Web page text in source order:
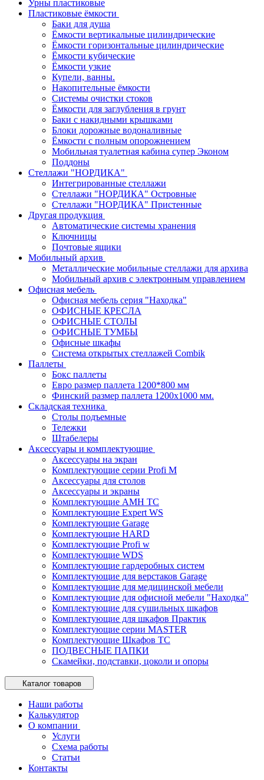
Урны пластиковые
Пластиковые ёмкости
Баки для душа
Ёмкости вертикальные цилиндрические
Ёмкости горизонтальные цилиндрические
Ёмкости кубические
Ёмкости узкие
Купели, ванны.
Накопительные ёмкости
Системы очистки стоков
Ёмкости для заглубления в грунт
Баки с накидными крышками
Блоки дорожные водоналивные
Ёмкости с полным опорожнением
Мобильная туалетная кабина супер Эконом
Поддоны
Стеллажи "НОРДИКА"
Интегрированные стеллажи
Стеллажи "НОРДИКА" Островные
Стеллажи "НОРДИКА" Пристенные
Другая продукция
Автоматические системы хранения
Ключницы
Почтовые ящики
Мобильный архив
Металлические мобильные стеллажи для архива
Мобильный архив с электронным управлением
Офисная мебель
Офисная мебель серия "Находка"
ОФИСНЫЕ КРЕСЛА
ОФИСНЫЕ СТОЛЫ
ОФИСНЫЕ ТУМБЫ
Офисные шкафы
Система открытых стеллажей Combik
Паллеты
Бокс паллеты
Евро размер паллета 1200*800 мм
Финский размер паллета 1200х1000 мм.
Складская техника
Столы подъемные
Тележки
Штабелеры
Аксессуары и комплектующие
Аксессуары на экран
Комплектующие серии Profi M
Аксессуары для столов
Аксессуары и экраны
Комплектующие AMH TC
Комплектующие Expert WS
Комплектующие Garage
Комплектующие HARD
Комплектующие Profi w
Комплектующие WDS
Комплектующие гардеробных систем
Комплектующие для верстаков Garage
Комплектующие для медицинской мебели
Комплектующие для офисной мебели "Находка"
Комплектующие для сушильных шкафов
Комплектующие для шкафов Практик
Комплектующие серии MASTER
Комплектующие Шкафов ТС
ПОДВЕСНЫЕ ПАПКИ
Скамейки, подставки, цоколи и опоры
Каталог товаров
Наши работы
Калькулятор
О компании
Услуги
Схема работы
Статьи
Контакты